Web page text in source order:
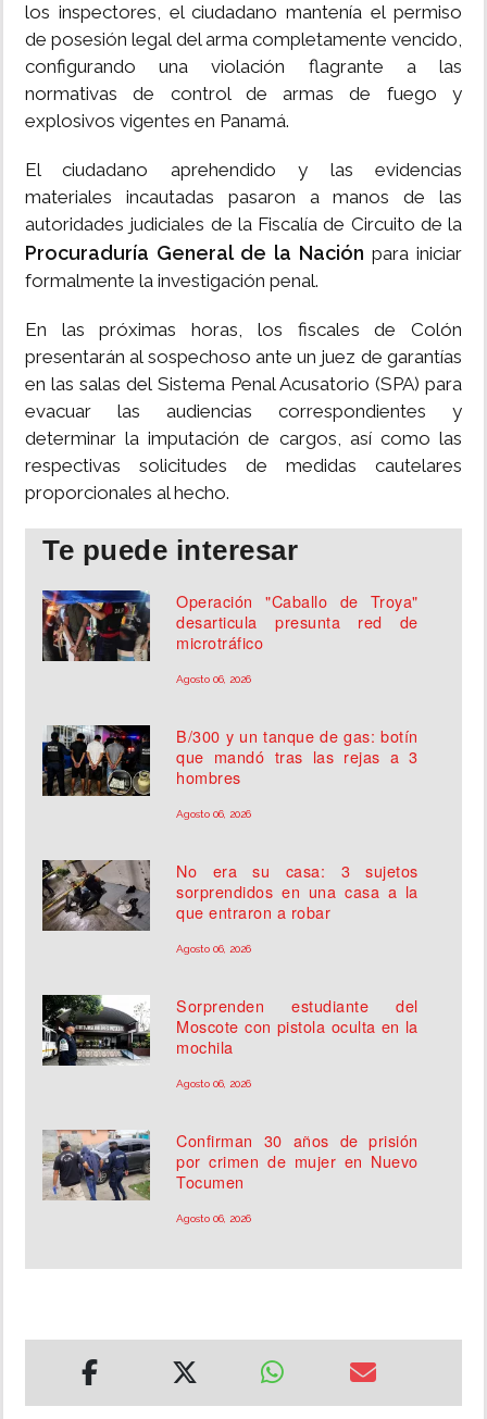
los inspectores, el ciudadano mantenía el permiso
de posesión legal del arma completamente vencido,
configurando una violación flagrante a las
normativas de control de armas de fuego y
explosivos vigentes en Panamá.
El ciudadano aprehendido y las evidencias
materiales incautadas pasaron a manos de las
autoridades judiciales de la Fiscalía de Circuito de la
Procuraduría General de la Nación para iniciar
formalmente la investigación penal.
En las próximas horas, los fiscales de Colón
presentarán al sospechoso ante un juez de garantías
en las salas del Sistema Penal Acusatorio (SPA) para
evacuar las audiencias correspondientes y
determinar la imputación de cargos, así como las
respectivas solicitudes de medidas cautelares
proporcionales al hecho.
Te puede interesar
Operación "Caballo de Troya"
desarticula presunta red de
microtráfico
Agosto 06, 2026
B/300 y un tanque de gas: botín
que mandó tras las rejas a 3
hombres
Agosto 06, 2026
No era su casa: 3 sujetos
sorprendidos en una casa a la
que entraron a robar
Agosto 06, 2026
Sorprenden estudiante del
Moscote con pistola oculta en la
mochila
Agosto 06, 2026
Confirman 30 años de prisión
por crimen de mujer en Nuevo
Tocumen
Agosto 06, 2026